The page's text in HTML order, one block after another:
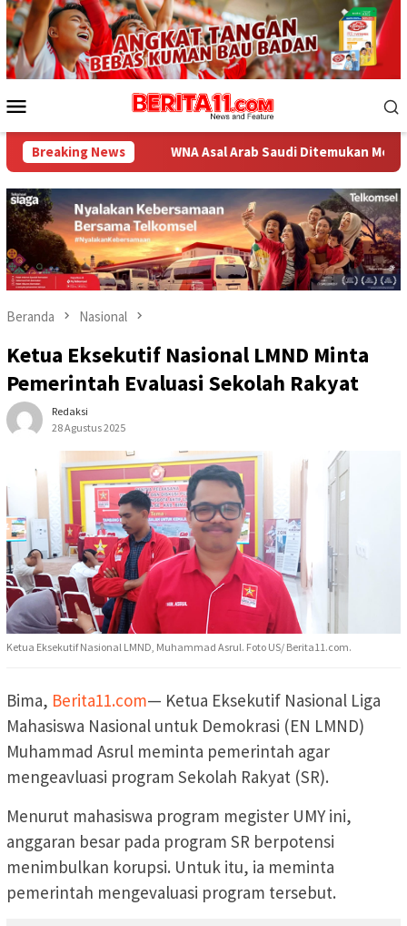
Loncat
ke
konten
Mobile
Breaking News
WNA Asal Arab Saudi Ditemukan Meninggal di Desa Piong
Beranda Nasional
Ketua Eksekutif Nasional LMND Minta
Pemerintah Evaluasi Sekolah Rakyat
Redaksi
28 Agustus 2025
Ketua Eksekutif Nasional LMND, Muhammad Asrul. Foto US/ Berita11.com.
Bima, Berita11.com— Ketua Eksekutif Nasional Liga
Mahasiswa Nasional untuk Demokrasi (EN LMND)
Muhammad Asrul meminta pemerintah agar
mengeavluasi program Sekolah Rakyat (SR).
Menurut mahasiswa program megister UMY ini,
anggaran besar pada program SR berpotensi
menimbulkan korupsi. Untuk itu, ia meminta
pemerintah mengevaluasi program tersebut.